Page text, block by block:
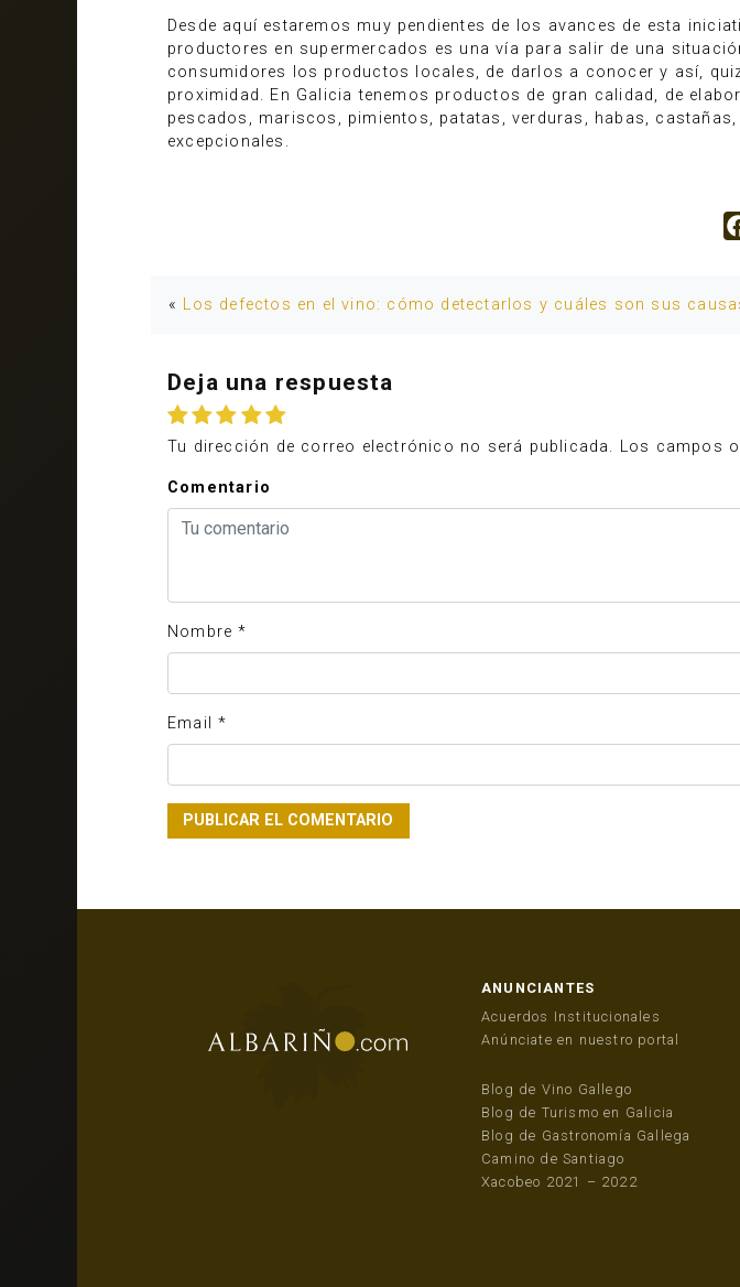
Desde aquí estaremos muy pendientes de los avances de esta
productores en supermercados es una vía para salir de una
consumidores los productos locales, de darlos a conocer y así,
proximidad. En Galicia tenemos productos de gran calidad, de
pescados, mariscos, pimientos, patatas, verduras, habas,
excepcionales.
« Los defectos en el vino: cómo detectarlos y cuáles son sus
Deja una respuesta
Tu dirección de correo electrónico no será publicada. Los campos
Comentario
Nombre *
Email *
ANUNCIANTES
Acuerdos Institucionales
Anúnciate en nuestro portal
Blog de Vino Gallego
Blog de Turismo en Galicia
Blog de Gastronomía Gallega
Camino de Santiago
Xacobeo 2021 – 2022